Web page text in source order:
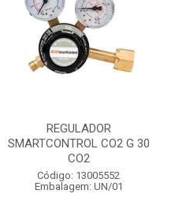
REGULADOR
SMARTCONTROL CO2 G 30
CO2
Código: 13005552
Embalagem: UN/01